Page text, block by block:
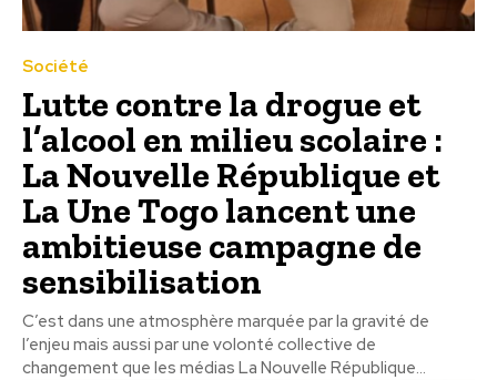
Société
Lutte contre la drogue et
l’alcool en milieu scolaire :
La Nouvelle République et
La Une Togo lancent une
ambitieuse campagne de
sensibilisation
C’est dans une atmosphère marquée par la gravité de
l’enjeu mais aussi par une volonté collective de
changement que les médias La Nouvelle République...